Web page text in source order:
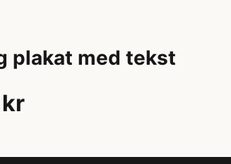
plakat med tekst